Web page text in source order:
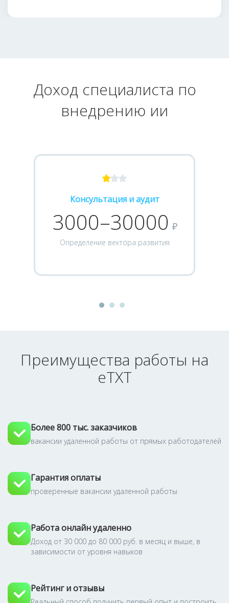
Доход специалиста по
внедрению ии
Консультация и аудит
3000–30000 ₽
Определение вектора развития
Преимущества работы на
eTXT
Более 800 тыс. заказчиков
вакансии удаленной работы от прямых работодателей
Гарантия оплаты
проверенные вакансии удаленной работы
Работа онлайн удаленно
Доход от 30 000 до 80 000 руб. в месяц и выше, в
зависимости от уровня навыков
Рейтинг и отзывы